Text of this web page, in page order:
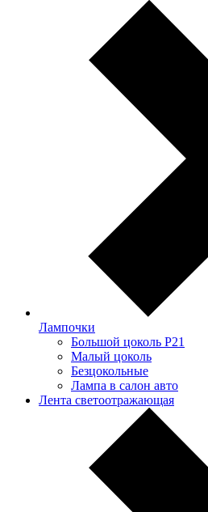
Лампочки
Большой цоколь P21
Малый цоколь
Безцокольные
Лампа в салон авто
Лента светоотражающая